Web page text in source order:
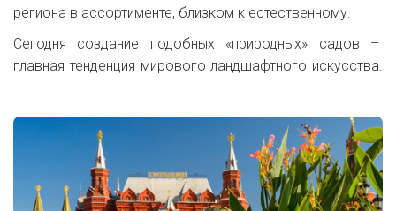
региона в ассортименте, близком к естественному.
Сегодня создание подобных «природных» садов –
главная тенденция мирового ландшафтного искусства.